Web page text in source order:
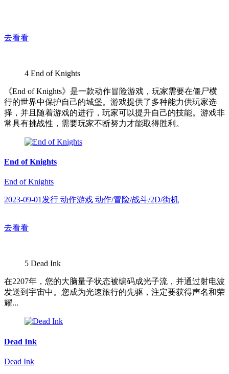
去看看
4 End of Knights
《End of Knights》是一款动作冒险游戏，玩家需要在僵尸横
行的世界中保护自己的城堡。游戏提供了多种能力供玩家选
择，并且随着游戏的进行，玩家可以提升自己的技能。游戏非
常具有挑战性，需要玩家不断努力才能取得胜利。
End of Knights
End of Knights
2023-09-01发行 动作游戏 动作/冒险/战斗/2D/街机
去看看
5 Dead Ink
在2207年，您的大脑量子状态被编码成光子流，并通过射电波
发送到宇宙中。您成为光速旅行的先驱，注定要获得声名和荣
耀...
Dead Ink
Dead Ink